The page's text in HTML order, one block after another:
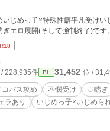
いじめっ子×特殊性癖平凡受けい
エロ展開(そして強制終了)です
R18
/ 228,935件 BL 31,452 位 /
コパス攻め 不憫受け ♡喘ぎ
ラあり いじめっ子×いじめら